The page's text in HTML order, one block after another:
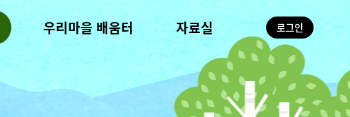
우리마을 배움터 자료실 로그인